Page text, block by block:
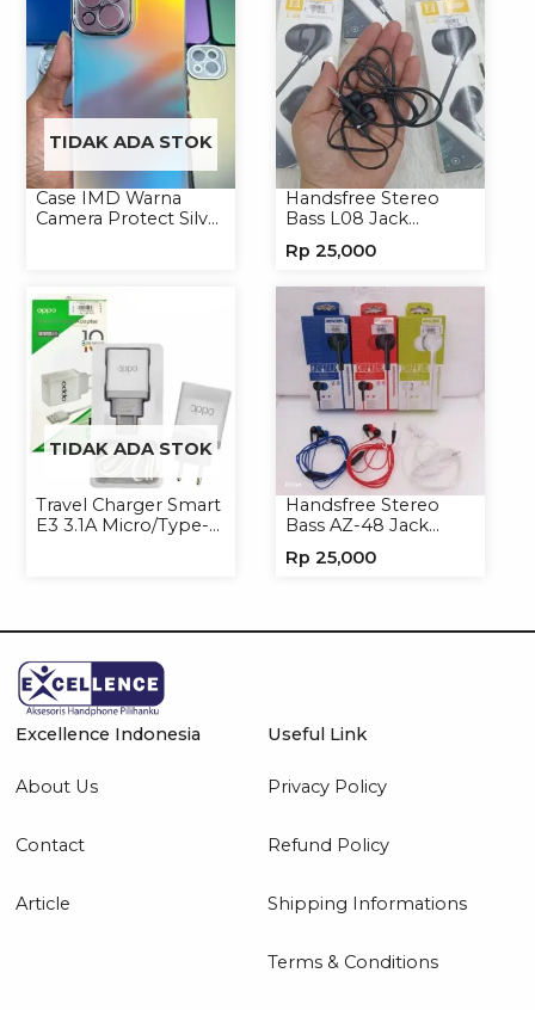
TIDAK ADA STOK
Case IMD Warna
Camera Protect Silver
Handsfree Stereo
Bass L08 Jack
Headphone
Rp 25,000
TIDAK ADA STOK
Travel Charger Smart
E3 3.1A Micro/Type-C
Handsfree Stereo
Bass AZ-48 Jack
Headset Headphone
Rp 25,000
Excellence Indonesia
About Us
Contact
Article
Useful Link
Privacy Policy
Refund Policy
Shipping Informations
Terms & Conditions